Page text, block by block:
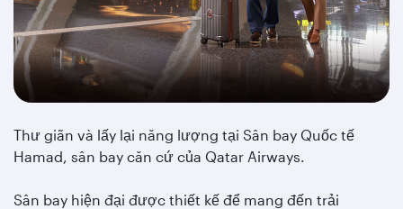
Thư giãn và lấy lại năng lượng tại Sân bay Quốc tế
Hamad, sân bay căn cứ của Qatar Airways.
Sân bay hiện đại được thiết kế để mang đến trải